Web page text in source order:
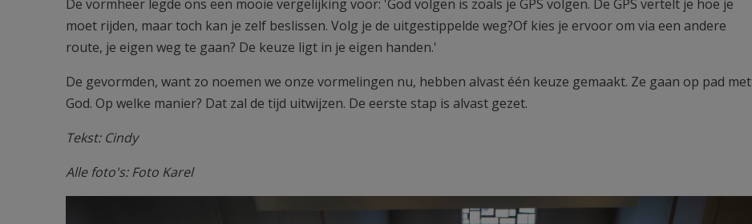
De vormheer legde ons een mooie vergelijking voor: 'God volgen is zoals je GPS volgen. De GPS vertelt je hoe je
moet rijden, maar toch kan je zelf beslissen. Volg je de uitgestippelde weg?Of kies je ervoor om via een andere
route, je eigen weg te gaan? De keuze ligt in je eigen handen.'
De gevormden, want zo noemen we onze vormelingen nu, hebben alvast één keuze gemaakt. Ze gaan op pad met
God. Op welke manier? Dat zal de tijd uitwijzen. De eerste stap is alvast gezet.
Tekst: Cindy
Alle foto's: Foto Karel